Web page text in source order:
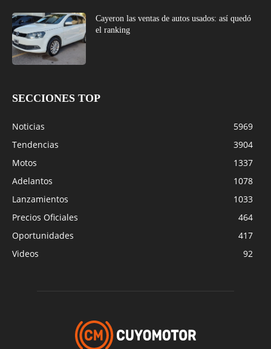
Cayeron las ventas de autos usados: así quedó
el ranking
SECCIONES TOP
Noticias
5969
Tendencias
3904
Motos
1337
Adelantos
1078
Lanzamientos
1033
Precios Oficiales
464
Oportunidades
417
Videos
92